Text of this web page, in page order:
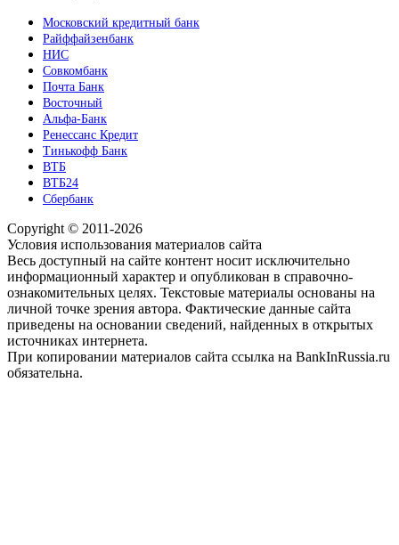
Московский кредитный банк
Райффайзенбанк
НИС
Совкомбанк
Почта Банк
Восточный
Альфа-Банк
Ренессанс Кредит
Тинькофф Банк
ВТБ
ВТБ24
Сбербанк
Copyright © 2011-2026
Условия использования материалов сайта
Весь доступный на сайте контент носит исключительно
информационный характер и опубликован в справочно-
ознакомительных целях. Текстовые материалы основаны на
личной точке зрения автора. Фактические данные сайта
приведены на основании сведений, найденных в открытых
источниках интернета.
При копировании материалов сайта ссылка на BankInRussia.ru
обязательна.